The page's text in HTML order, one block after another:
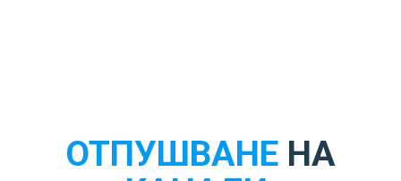
ОТПУШВАНЕ НА